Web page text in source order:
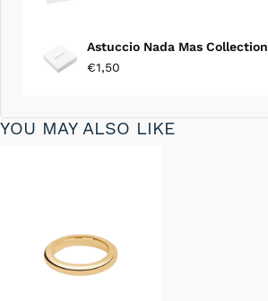
Astuccio Nada Mas Collection
€1,50
YOU MAY ALSO LIKE